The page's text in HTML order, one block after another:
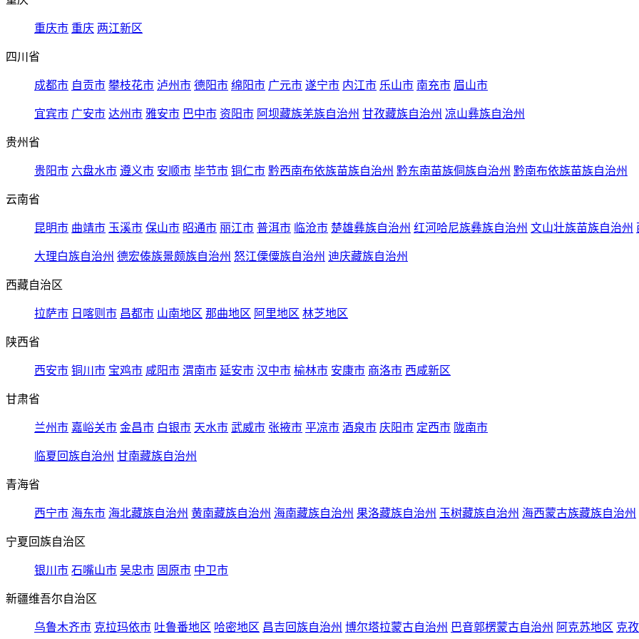
重庆市 重庆 两江新区
四川省
成都市 自贡市 攀枝花市 泸州市 德阳市 绵阳市 广元市 遂宁市 内江市 乐山市 南充市 眉山市
宜宾市 广安市 达州市 雅安市 巴中市 资阳市 阿坝藏族羌族自治州 甘孜藏族自治州 凉山彝族自治州
贵州省
贵阳市 六盘水市 遵义市 安顺市 毕节市 铜仁市 黔西南布依族苗族自治州 黔东南苗族侗族自治州 黔南布依族苗族自治州
云南省
昆明市 曲靖市 玉溪市 保山市 昭通市 丽江市 普洱市 临沧市 楚雄彝族自治州 红河哈尼族彝族自治州 文山壮族苗族自治州
大理白族自治州 德宏傣族景颇族自治州 怒江傈僳族自治州 迪庆藏族自治州
西藏自治区
拉萨市 日喀则市 昌都市 山南地区 那曲地区 阿里地区 林芝地区
陕西省
西安市 铜川市 宝鸡市 咸阳市 渭南市 延安市 汉中市 榆林市 安康市 商洛市 西咸新区
甘肃省
兰州市 嘉峪关市 金昌市 白银市 天水市 武威市 张掖市 平凉市 酒泉市 庆阳市 定西市 陇南市
临夏回族自治州 甘南藏族自治州
青海省
西宁市 海东市 海北藏族自治州 黄南藏族自治州 海南藏族自治州 果洛藏族自治州 玉树藏族自治州 海西蒙古族藏族自治州
宁夏回族自治区
银川市 石嘴山市 吴忠市 固原市 中卫市
新疆维吾尔自治区
乌鲁木齐市 克拉玛依市 吐鲁番地区 哈密地区 昌吉回族自治州 博尔塔拉蒙古自治州 巴音郭楞蒙古自治州 阿克苏地区 克